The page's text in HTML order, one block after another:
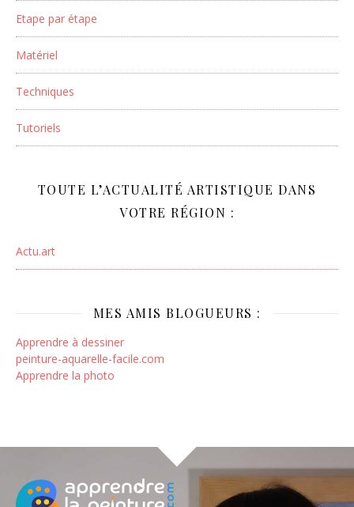
Etape par étape
Matériel
Techniques
Tutoriels
TOUTE L’ACTUALITÉ ARTISTIQUE DANS
VOTRE RÉGION :
Actu.art
MES AMIS BLOGUEURS :
Apprendre à dessiner
peinture-aquarelle-facile.com
Apprendre la photo